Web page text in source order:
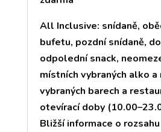
All Inclusive: snídaně,
bufetu, pozdní snídaně,
odpolední snack,
místních vybraných alko
vybraných barech a
otevírací doby
Bližší informace o